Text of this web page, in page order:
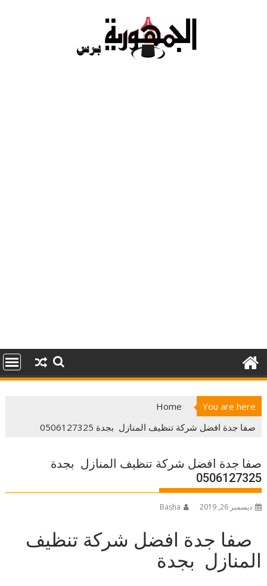
You are here
Home
صفا جدة افضل شركة تنظيف المنازل بجدة 0506127325
صفا جدة افضل شركة تنظيف المنازل بجدة
0506127325
ديسمبر 26, 2019 Basha
صفا جدة افضل شركة تنظيف
المنازل بجدة